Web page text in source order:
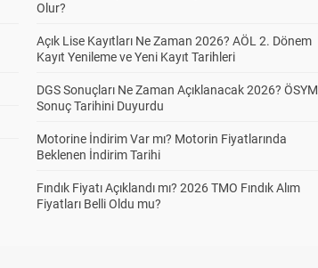
Olur?
Açık Lise Kayıtları Ne Zaman 2026? AÖL 2. Dönem
Kayıt Yenileme ve Yeni Kayıt Tarihleri
DGS Sonuçları Ne Zaman Açıklanacak 2026? ÖSYM
Sonuç Tarihini Duyurdu
Motorine İndirim Var mı? Motorin Fiyatlarında
Beklenen İndirim Tarihi
Fındık Fiyatı Açıklandı mı? 2026 TMO Fındık Alım
Fiyatları Belli Oldu mu?